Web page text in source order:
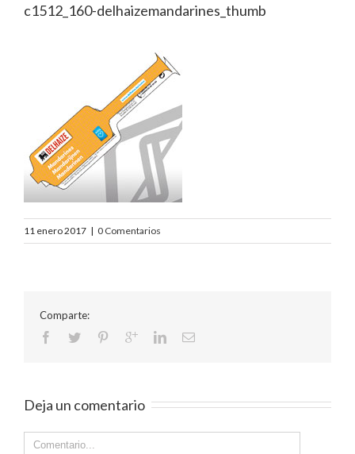
c1512_160-delhaizemandarines_thumb
11 enero 2017 | 0 Comentarios
Comparte:
Deja un comentario